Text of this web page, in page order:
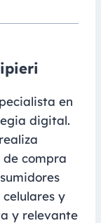
en
digital.
compra
y
y relevante